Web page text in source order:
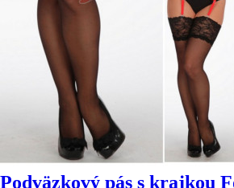
Podväzkový pás s krajkou